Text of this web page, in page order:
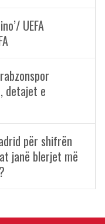
UEFA
detajet e
për shifrën
janë blerjet më